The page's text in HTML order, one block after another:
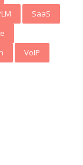
SaaS
VoIP